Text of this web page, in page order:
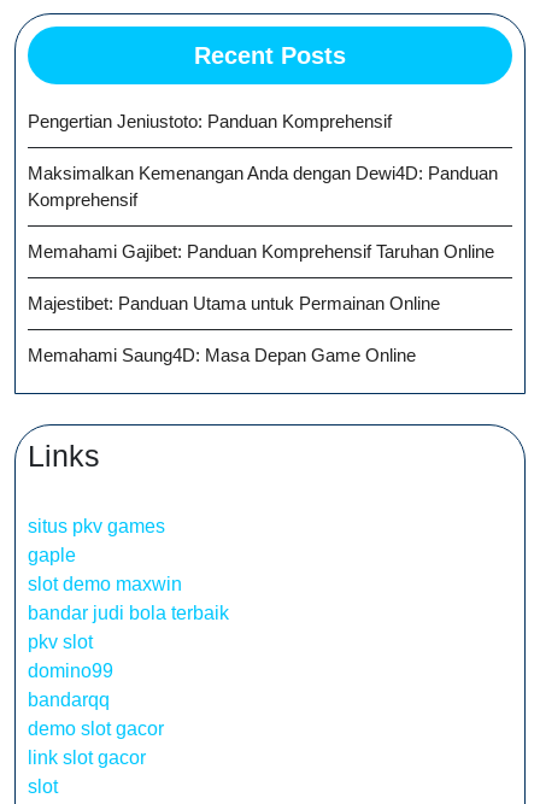
Recent Posts
Pengertian Jeniustoto: Panduan Komprehensif
Maksimalkan Kemenangan Anda dengan Dewi4D: Panduan
Komprehensif
Memahami Gajibet: Panduan Komprehensif Taruhan Online
Majestibet: Panduan Utama untuk Permainan Online
Memahami Saung4D: Masa Depan Game Online
Links
situs pkv games
gaple
slot demo maxwin
bandar judi bola terbaik
pkv slot
domino99
bandarqq
demo slot gacor
link slot gacor
slot